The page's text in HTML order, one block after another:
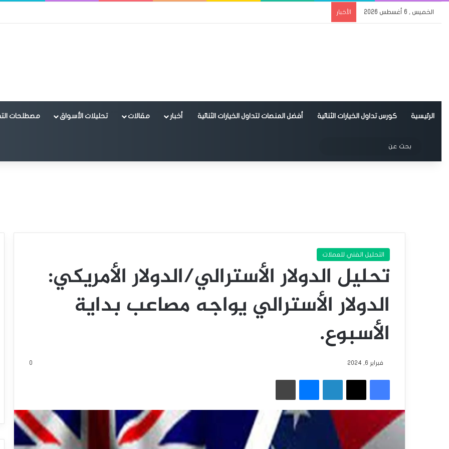
الخميس , 6 أغسطس 2026 الأخبار
الرئيسية كورس تداول الخيارات الثنائية أفضل المنصات لتداول الخيارات الثنائية أخبار مقالات تحليلات الأسواق مصطلحات
الوضع المظلم
عن
التحليل الفني للعملات
تحليل الدولار الأسترالي/الدولار الأمريكي:
الدولار الأسترالي يواجه مصاعب بداية
الأسبوع.
فبراير 6, 2024 0
فيسبوك
‫X لينكدإن ماسنجر طباعة